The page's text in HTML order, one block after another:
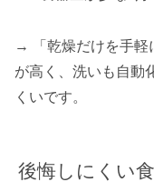
→ 「乾燥だけを手軽
が高く、洗いも自動
くいです。
後悔しにくい